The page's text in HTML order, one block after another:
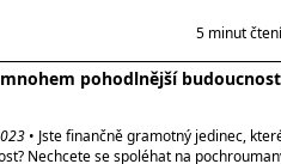
5 minut
pohodlnější
• Jste finančně gramotný jedinec,
Nechcete se spoléhat na